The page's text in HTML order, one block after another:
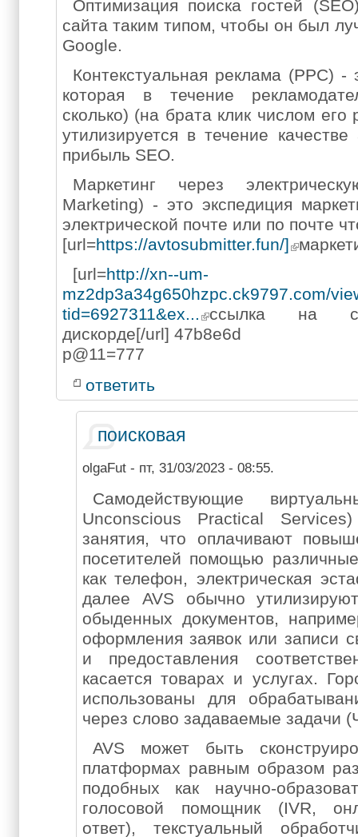
Оптимизация поиска гостей
сайта таким типом, чтобы он был
Google.
Контекстуальная реклама (PPC)
которая в течение
сколько) (на брата клик числом
утилизируется в течение
прибыль SEO.
Маркетинг через
Marketing) - это экспедиция
электрической почте или по почте
[url=https://avtosubmitter.fun/]
[url=http://xn--um-
mz2dp3a34g650hzpc.ck9797.com/
tid=6927311&ex... ссылка на
дискорде[/url] 47b8e6d
p@11=777
ответить
поисковая
olgaFut- пт, 31/03/2023 - 08:55.
Самодействующие
Unconscious Practical
занятия, что оплачивают
посетителей помощью
как телефон, электрическая
далее AVS обычно
обыденных документов,
оформления заявок или записи
и предоставления
касается товарах и услугах.
использованы для
через слово задаваемые задачи
AVS может быть
платформах равным образом
подобных как научно-
голосовой помощник (IVR,
ответ), текстуальный